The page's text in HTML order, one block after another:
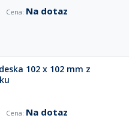
Na dotaz
102 x 102 mm z
Na dotaz